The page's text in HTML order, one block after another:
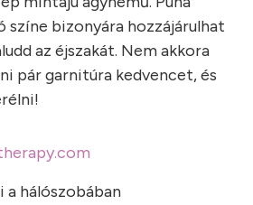
színe bizonyára hozzájárulhat
az éjszakát. Nem akkora
pár garnitúra kedvencet, és
a hálószobában